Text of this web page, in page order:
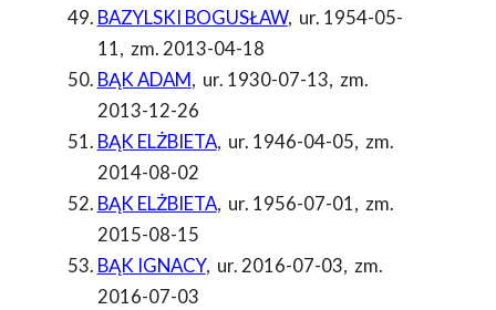
BAZYLSKI BOGUSŁAW, ur. 1954-05-
11, zm. 2013-04-18
BĄK ADAM, ur. 1930-07-13, zm.
2013-12-26
BĄK ELŻBIETA, ur. 1946-04-05, zm.
2014-08-02
BĄK ELŻBIETA, ur. 1956-07-01, zm.
2015-08-15
BĄK IGNACY, ur. 2016-07-03, zm.
2016-07-03